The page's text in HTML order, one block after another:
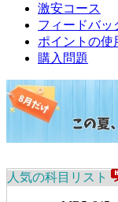
激安コース
フィードバッ
ポイントの使
購入問題
人気の科目リスト